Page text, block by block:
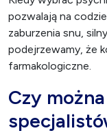
pozwalają na
zaburzenia snu,
podejrzewamy, że
farmakologiczne.
Czy